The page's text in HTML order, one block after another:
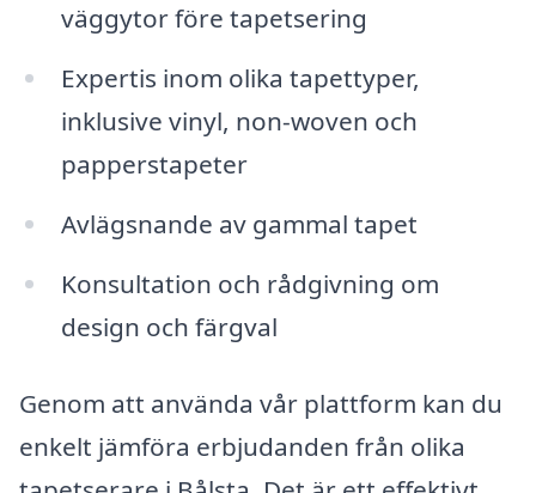
väggytor före tapetsering
Expertis inom olika tapettyper,
inklusive vinyl, non-woven och
papperstapeter
Avlägsnande av gammal tapet
Konsultation och rådgivning om
design och färgval
Genom att använda vår plattform kan du
enkelt jämföra erbjudanden från olika